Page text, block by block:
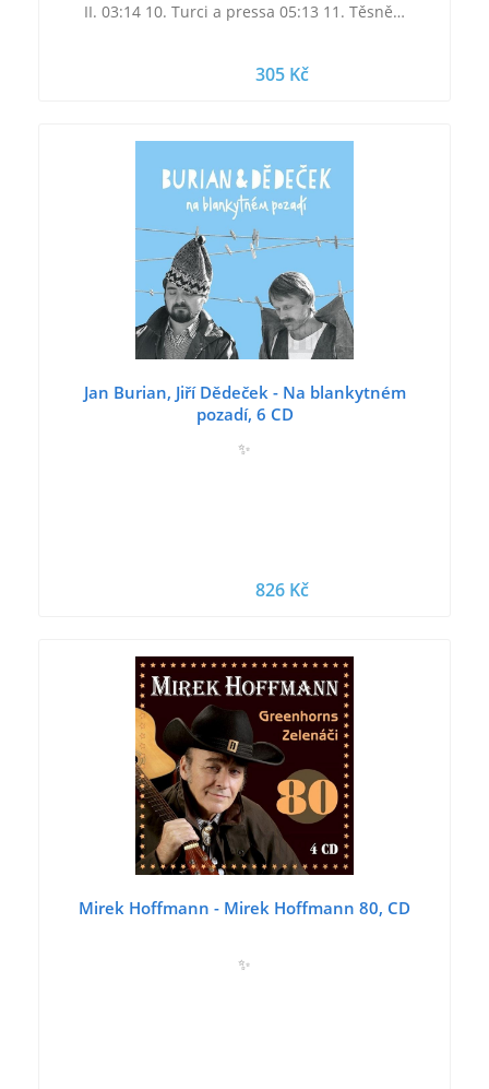
II. 03:14 10. Turci a pressa 05:13 11. Těsně…
305 Kč
Jan Burian, Jiří Dědeček - Na blankytném
pozadí, 6 CD
✨
826 Kč
Mirek Hoffmann - Mirek Hoffmann 80, CD
✨